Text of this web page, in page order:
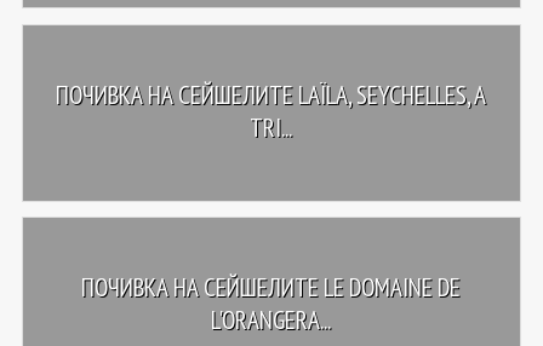
ПОЧИВКА НА СЕЙШЕЛИТЕ LAÏLA, SEYCHELLES, A
TRI...
ПОЧИВКА НА СЕЙШЕЛИТЕ LE DOMAINE DE
L'ORANGERA...